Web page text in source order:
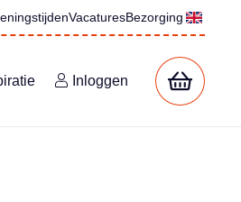
VacaturesBezorging
Inloggen